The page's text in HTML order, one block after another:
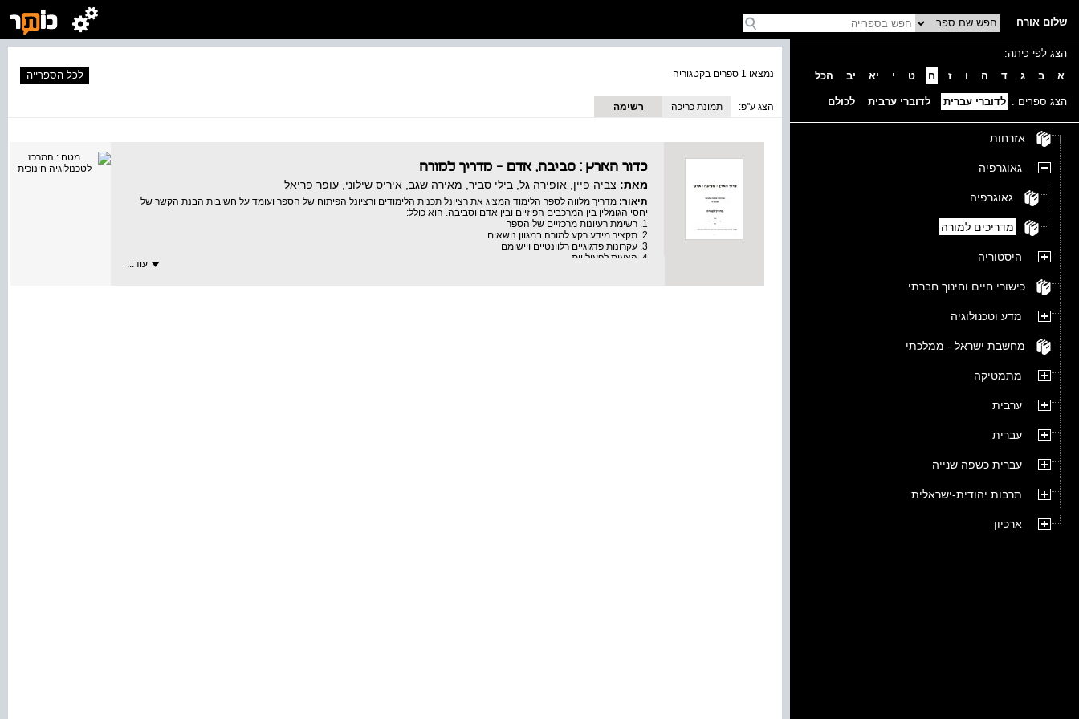
שלום אורח
הצג לפי כיתה:
א
ב ג ד ה ו ז ח ט י יא יב הכל
הצג ספרים : לדוברי עברית לדוברי ערבית לכולם
אזרחות
גאוגרפיה
גאוגרפיה
מדריכים למורה
היסטוריה
כישורי חיים וחינוך חברתי
מדע וטכנולוגיה
מחשבת ישראל - ממלכתי
מתמטיקה
ערבית
עברית
עברית כשפה שנייה
תרבות יהודית-ישראלית
ארכיון
נמצאו 1 ספרים בקטגוריה לכל הספרייה
הצג ע''פ: תמונת כריכה רשימה
כדור הארץ : סביבה, אדם - מדריך למורה
מאת: צביה פיין, אופירה גל, בילי סביר, מאירה שגב, איריס שילוני, עופר פריאל
תיאור: מדריך מלווה לספר הלימוד המציג את רציונל תכנית הלימודים ורציונל הפיתוח של הספר ועומד על חשיבות הבנת הקשר של
יחסי הגומלין בין המרכבים הפיזיים ובין אדם וסביבה. הוא כולל:
1. רשימת רעיונות מרכזיים של הספר
2. תקציר מידע רקע למורה במגוון נושאים
3. עקרונות פדגוגיים רלוונטיים ויישומם
4. הצעות לפעילויות
עוד...